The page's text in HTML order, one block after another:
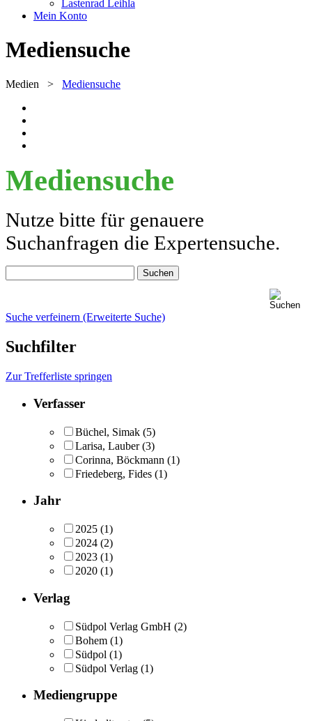
Lastenrad Leihla
Mein Konto
Mediensuche
Medien > Mediensuche
Mediensuche
Nutze bitte für genauere
Suchanfragen die Expertensuche.
Suche verfeinern (Erweiterte Suche)
Suchfilter
Zur Trefferliste springen
Verfasser
Büchel, Simak (5)
Larisa, Lauber (3)
Corinna, Böckmann (1)
Friedeberg, Fides (1)
Jahr
2025 (1)
2024 (2)
2023 (1)
2020 (1)
Verlag
Südpol Verlag GmbH (2)
Bohem (1)
Südpol (1)
Südpol Verlag (1)
Mediengruppe